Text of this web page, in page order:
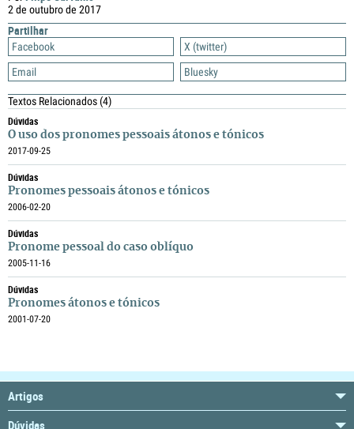
2 de outubro de 2017
Partilhar
Facebook
X (twitter)
Email
Bluesky
Textos Relacionados(4)
Dúvidas
O uso dos pronomes pessoais átonos e tónicos
2017-09-25
Dúvidas
Pronomes pessoais átonos e tónicos
2006-02-20
Dúvidas
Pronome pessoal do caso oblíquo
2005-11-16
Dúvidas
Pronomes átonos e tónicos
2001-07-20
Artigos
Dúvidas